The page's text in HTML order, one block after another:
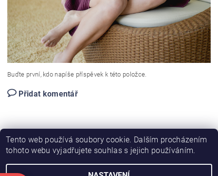
Buďte první, kdo napíše příspěvek k této položce.
Přidat komentář
Tento web používá soubory cookie. Dalším procházením
tohoto webu vyjadřujete souhlas s jejich používáním.